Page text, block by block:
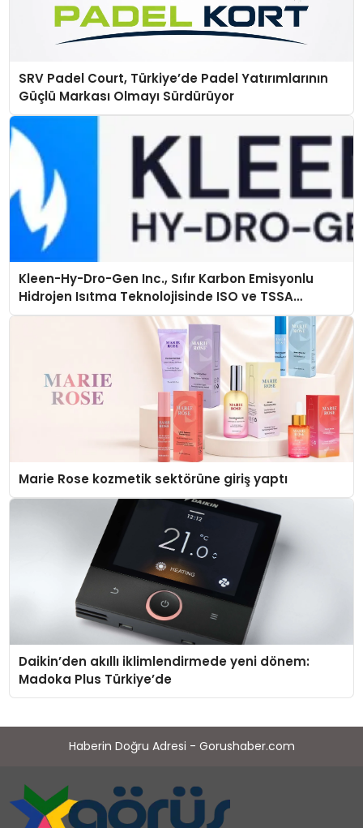
SRV Padel Court, Türkiye’de Padel Yatırımlarının
Güçlü Markası Olmayı Sürdürüyor
Kleen-Hy-Dro-Gen Inc., Sıfır Karbon Emisyonlu
Hidrojen Isıtma Teknolojisinde ISO ve TSSA
Düzenleyici Onaylarını Aldı
Marie Rose kozmetik sektörüne giriş yaptı
Daikin’den akıllı iklimlendirmede yeni dönem:
Madoka Plus Türkiye’de
Haberin Doğru Adresi - Gorushaber.com